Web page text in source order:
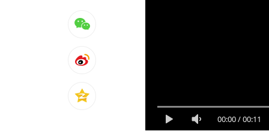
00:00/00:11